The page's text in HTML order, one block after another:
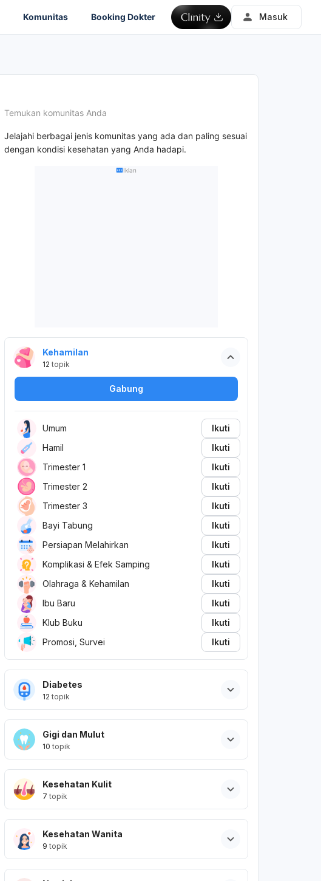
Komunitas Booking Dokter Masuk
Temukan komunitas Anda
Jelajahi berbagai jenis komunitas yang ada dan paling sesuai
dengan kondisi kesehatan yang Anda hadapi.
Iklan
Kehamilan
12 topik
Gabung
Umum
Ikuti
Hamil
Ikuti
Trimester 1
Ikuti
Trimester 2
Ikuti
Trimester 3
Ikuti
Bayi Tabung
Ikuti
Persiapan Melahirkan
Ikuti
Komplikasi & Efek Samping
Ikuti
Olahraga & Kehamilan
Ikuti
Ibu Baru
Ikuti
Klub Buku
Ikuti
Promosi, Survei
Ikuti
Diabetes
12 topik
Gigi dan Mulut
10 topik
Kesehatan Kulit
7 topik
Kesehatan Wanita
9 topik